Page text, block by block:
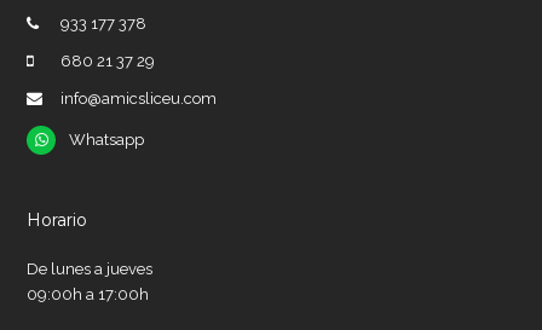
933 177 378
680 21 37 29
info@amicsliceu.com
Whatsapp
Whatsapp
Horario
De lunes a jueves
09:00h a 17:00h